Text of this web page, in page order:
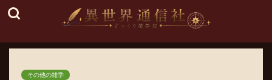
その他の雑学